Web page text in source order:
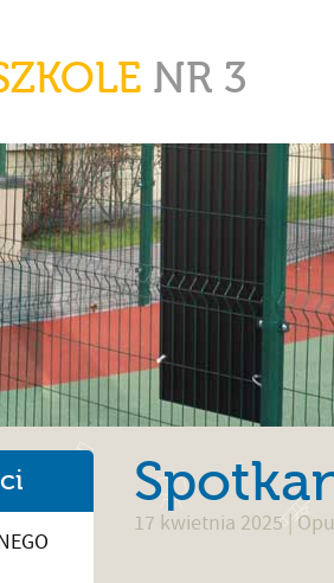
NR 3
17 kwietnia 2025 |